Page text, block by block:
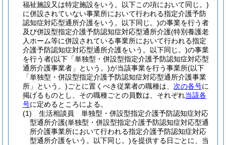
福祉施設又は特定施設をいう。以下この項において同じ。)
に併設されていない事業所において行われる指定介護予防
認知症対応型通所介護をいう。以下同じ。)の事業を行う者
及び併設型指定介護予防認知症対応型通所介護(特別養護老
人ホーム等に併設されている事業所において行われる指定
介護予防認知症対応型通所介護をいう。以下同じ。)の事業
を行う者(以下「単独型・併設型指定介護予防認知症対応型
通所介護事業者」という。)が当該事業を行う事業所(以下
「単独型・併設型指定介護予防認知症対応型通所介護事業
所」という。)ごとに置くべき従業者の職種は、 次の各号に
掲げるものとし、その職種ごとの員数は、それぞれ当該各
号に定めるところによる。
(1)
生活相談員 単独型・併設型指定介護予防認知症対応
型通所介護(単独型・併設型指定介護予防認知症対応型通
所介護事業所において行われる指定介護予防認知症対応
型通所介護をいう。以下同じ。)を提供する日ごとに、当